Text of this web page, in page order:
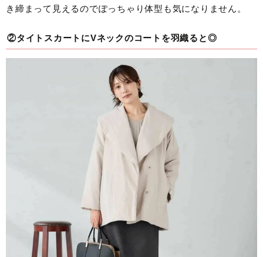
き締まって見えるのでぽっちゃり体型も気になりません。
②タイトスカートにVネックのコートを羽織ると◎